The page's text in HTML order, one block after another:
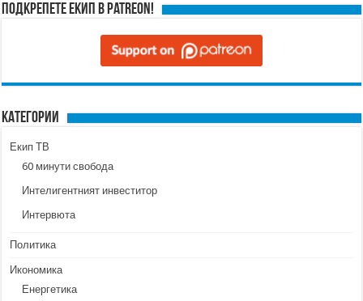
Подкрепете ЕКИП в Patreon!
Категории
Екип ТВ
60 минути свобода
Интелигентният инвеститор
Интервюта
Политика
Икономика
Енергетика